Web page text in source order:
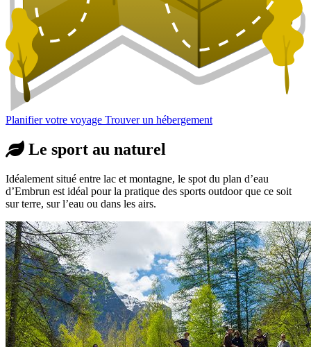
Planifier votre voyage Trouver un hébergement
Le sport au naturel
Idéalement situé entre lac et montagne, le spot du plan d’eau
d’Embrun est idéal pour la pratique des sports outdoor que ce soit
sur terre, sur l’eau ou dans les airs.